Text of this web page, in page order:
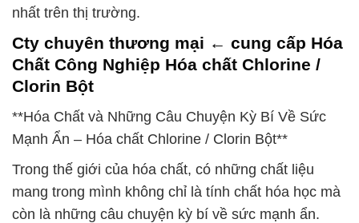
nhất trên thị trường.
Cty chuyên thương mại ← cung cấp Hóa
Chất Công Nghiệp Hóa chất Chlorine /
Clorin Bột
**Hóa Chất và Những Câu Chuyện Kỳ Bí Về Sức
Mạnh Ẩn – Hóa chất Chlorine / Clorin Bột**
Trong thế giới của hóa chất, có những chất liệu
mang trong mình không chỉ là tính chất hóa học mà
còn là những câu chuyện kỳ bí về sức mạnh ẩn.